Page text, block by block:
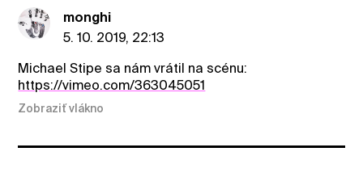
monghi
5. 10. 2019, 22:13
Michael Stipe sa nám vrátil na scénu:
https://vimeo.com/363045051
Zobraziť vlákno